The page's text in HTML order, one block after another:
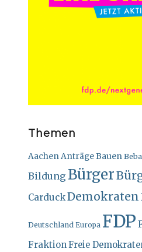
Themen
AachenAnträgeBauen
Bildung Bürger
CarduckDemokraten
Deutschland Europa FDP
FraktionFreie